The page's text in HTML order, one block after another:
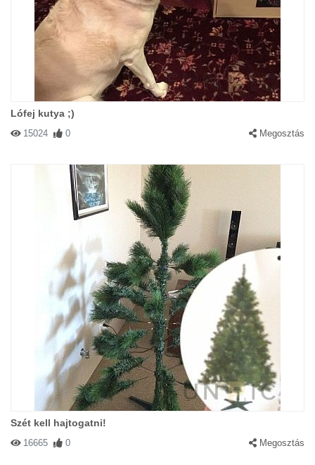
Lófej kutya ;)
15024 0 Megosztás
Szét kell hajtogatni!
16665 0 Megosztás